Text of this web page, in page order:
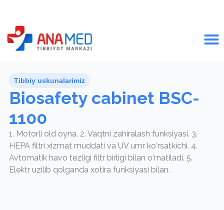
Tibbiy uskunalarimiz
Biosafety cabinet BSC-
1100
1. Motorli old oyna. 2. Vaqtni zahiralash funksiyasi. 3.
HEPA filtri xizmat muddati va UV umr ko‘rsatkichi. 4.
Avtomatik havo tezligi filtr birligi bilan o‘rnatiladi. 5.
Elektr uzilib qolganda xotira funksiyasi bilan.